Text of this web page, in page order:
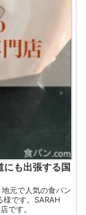
も出張する国
元で人気の食パン
様です。SARAH
です。